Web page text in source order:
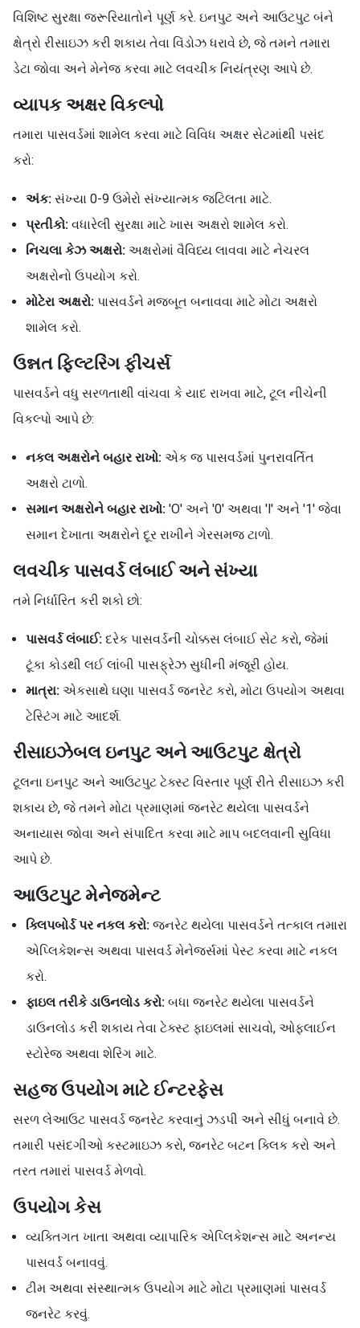
વિશિષ્ટ સુરક્ષા જરૂરિયાતોને પૂર્ણ કરે. ઇનપુટ અને આઉટપુટ બંને
ક્ષેત્રો રીસાઇઝ કરી શકાય તેવા વિંડોઝ ધરાવે છે, જે તમને તમારા
ડેટા જોવા અને મેનેજ કરવા માટે લવચીક નિયંત્રણ આપે છે.
વ્યાપક અક્ષર વિકલ્પો
તમારા પાસવર્ડમાં શામેલ કરવા માટે વિવિધ અક્ષર સેટમાંથી પસંદ
કરો:
અંક: સંખ્યા 0-9 ઉમેરો સંખ્યાત્મક જટિલતા માટે.
પ્રતીકો: વધારેલી સુરક્ષા માટે ખાસ અક્ષરો શામેલ કરો.
નિચલા કેઝ અક્ષરો: અક્ષરોમાં વૈવિધ્ય લાવવા માટે નેચરલ
અક્ષરોનો ઉપયોગ કરો.
મોટેરા અક્ષરો: પાસવર્ડને મજબૂત બનાવવા માટે મોટા અક્ષરો
શામેલ કરો.
ઉન્નત ફિલ્ટરિંગ ફીચર્સ
પાસવર્ડને વધુ સરળતાથી વાંચવા કે યાદ રાખવા માટે, ટૂલ નીચેની
વિકલ્પો આપે છે:
નકલ અક્ષરોને બહાર રાખો: એક જ પાસવર્ડમાં પુનરાવર્તિત
અક્ષરો ટાળો.
સમાન અક્ષરોને બહાર રાખો: 'O' અને '0' અથવા 'l' અને '1' જેવા
સમાન દેખાતા અક્ષરોને દૂર રાખીને ગેરસમજ ટાળો.
લવચીક પાસવર્ડ લંબાઈ અને સંખ્યા
તમે નિર્ધારિત કરી શકો છો:
પાસવર્ડ લંબાઈ: દરેક પાસવર્ડની ચોક્કસ લંબાઈ સેટ કરો, જેમાં
ટૂંકા કોડથી લઈ લાંબી પાસફ્રેઝ સુધીની મંજૂરી હોય.
માત્રા: એકસાથે ઘણા પાસવર્ડ જનરેટ કરો, મોટા ઉપયોગ અથવા
ટેસ્ટિંગ માટે આદર્શ.
રીસાઇઝેબલ ઇનપુટ અને આઉટપુટ ક્ષેત્રો
ટૂલના ઇનપુટ અને આઉટપુટ ટેક્સ્ટ વિસ્તાર પૂર્ણ રીતે રીસાઇઝ કરી
શકાય છે, જે તમને મોટા પ્રમાણમાં જનરેટ થયેલા પાસવર્ડને
અનાયાસ જોવા અને સંપાદિત કરવા માટે માપ બદલવાની સુવિધા
આપે છે.
આઉટપુટ મેનેજમેન્ટ
ક્લિપબોર્ડ પર નકલ કરો: જનરેટ થયેલા પાસવર્ડને તત્કાલ તમારા
એપ્લિકેશન્સ અથવા પાસવર્ડ મેનેજર્સમાં પેસ્ટ કરવા માટે નકલ
કરો.
ફાઇલ તરીકે ડાઉનલોડ કરો: બધા જનરેટ થયેલા પાસવર્ડને
ડાઉનલોડ કરી શકાય તેવા ટેક્સ્ટ ફાઇલમાં સાચવો, ઓફલાઈન
સ્ટોરેજ અથવા શેરિંગ માટે.
સહજ ઉપયોગ માટે ઈન્ટરફેસ
સરળ લેઆઉટ પાસવર્ડ જનરેટ કરવાનું ઝડપી અને સીધું બનાવે છે.
તમારી પસંદગીઓ કસ્ટમાઇઝ કરો, જનરેટ બટન ક્લિક કરો અને
તરત તમારાં પાસવર્ડ મેળવો.
ઉપયોગ કેસ
વ્યક્તિગત ખાતા અથવા વ્યાપારિક એપ્લિકેશન્સ માટે અનન્ય
પાસવર્ડ બનાવવું.
ટીમ અથવા સંસ્થાત્મક ઉપયોગ માટે મોટા પ્રમાણમાં પાસવર્ડ
જનરેટ કરવું.